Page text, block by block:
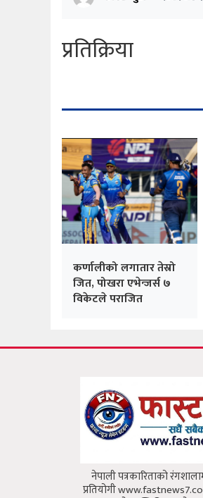
प्रतिक्रिया
कर्णालीको लगातार तेस्रो
जित, पोखरा एभेन्जर्स ७
विकेटले पराजित
नेपाली पत्रकारिताको
प्रतियोगी